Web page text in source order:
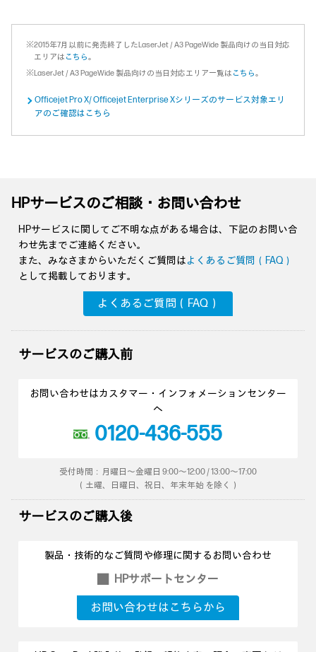
※2015年7月以前に発売終了したLaserJet / A3 PageWide 製品向けの当日対応
エリアは こちら。
※LaserJet / A3 PageWide 製品向けの当日対応エリア一覧は こちら。
Officejet Pro X/ Officejet Enterprise Xシリーズのサービス対象エリ
アのご確認はこちら
HPサービスのご相談・お問い合わせ
HPサービスに関してご不明な点がある場合は、下記のお問い合
わせ先までご連絡ください。
また、みなさまからいただくご質問はよくあるご質問（FAQ）
として掲載しております。
よくあるご質問（FAQ）
サービスのご購入前
お問い合わせはカスタマー・インフォメーションセンター
へ
0120-436-555
受付時間：月曜日～金曜日 9:00～12:00 / 13:00～17:00
（土曜、日曜日、祝日、年末年始 を除く）
サービスのご購入後
製品・技術的なご質問や修理に関するお問い合わせ
HPサポートセンター
お問い合わせはこちらから